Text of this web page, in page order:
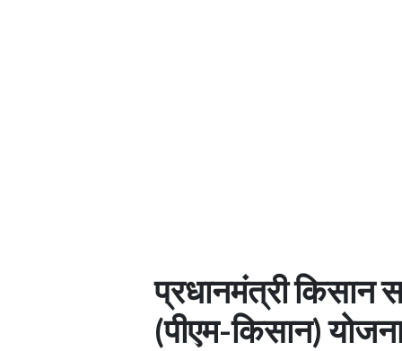
प्रधानमंत्री किसान
(पीएम-किसान)